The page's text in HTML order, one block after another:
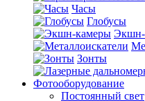
Часы
Глобусы
Зонты
Фотооборудование
Постоянный свет